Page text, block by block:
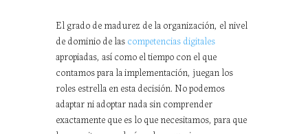
El grado de madurez de la organización, el nivel
de dominio de las competencias digitales
apropiadas, así como el tiempo con el que
contamos para la implementación, juegan los
roles estrella en esta decisión. No podemos
adaptar ni adoptar nada sin comprender
exactamente que es lo que necesitamos, para que